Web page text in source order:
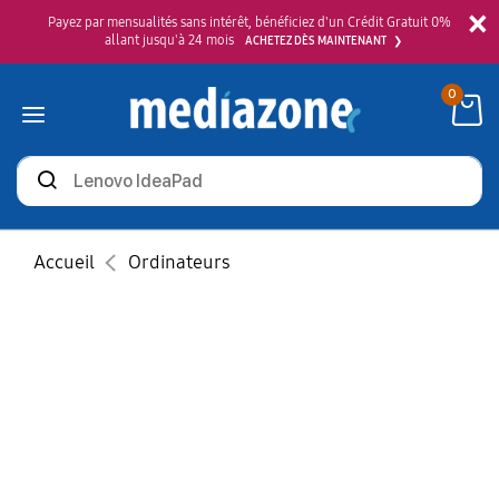
×
Payez par mensualités sans intérêt, bénéficiez d'un Crédit Gratuit 0%
allant jusqu'à 24 mois
ACHETEZ DÈS MAINTENANT
Rechercher
des
produits
0
Accueil Ordinateurs